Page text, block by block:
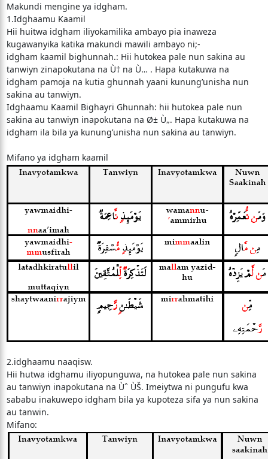
Makundi mengine ya idgham.
1.Idghaamu Kaamil
Hii huitwa idgham iliyokamilika ambayo pia inaweza
kugawanyika katika makundi mawili ambayo ni;-
idgham kaamil bighunnah.: Hii hutokea pale nun sakina au
tanwiyn zinapokutana na Ù† na Ù… . Hapa kutakuwa na
idgham pamoja na kutia ghunnah yaani kunung’unisha nun
sakina au tanwiyn.
Idghaamu Kaamil Bighayri Ghunnah: hii hutokea pale nun
sakina au tanwiyn inapokutana na Ø± Ù„. Hapa kutakuwa na
idgham ila bila ya kunung’unisha nun sakina au tanwiyn.
Mifano ya idgham kaamil
2.idghaamu naaqisw.
Hii hutwa idghamu iliyopunguwa, na hutokea pale nun sakina
au tanwiyn inapokutana na Ùˆ ÙŠ. Imeiytwa ni pungufu kwa
sababu inakuwepo idgham bila ya kupoteza sifa ya nun sakina
au tanwin.
Mifano: